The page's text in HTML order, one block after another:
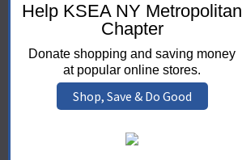
Help KSEA NY Metropolitan
Chapter
Donate shopping and saving money
at popular online stores.
Shop, Save & Do Good